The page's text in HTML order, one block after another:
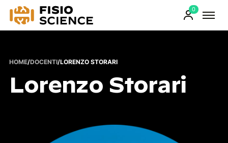
0
Prodotti
HOME/DOCENTI/LORENZO STORARI
Lorenzo Storari